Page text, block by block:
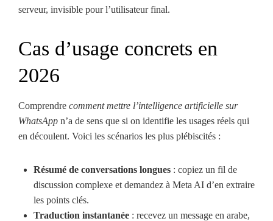
serveur, invisible pour l’utilisateur final.
Cas d’usage concrets en
2026
Comprendre comment mettre l’intelligence artificielle sur
WhatsApp n’a de sens que si on identifie les usages réels qui
en découlent. Voici les scénarios les plus plébiscités :
Résumé de conversations longues : copiez un fil de
discussion complexe et demandez à Meta AI d’en extraire
les points clés.
Traduction instantanée : recevez un message en arabe,